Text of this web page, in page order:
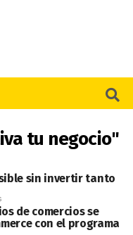
tu negocio"
sin invertir tanto
de comercios se
con el programa